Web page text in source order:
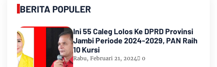
BERITA POPULER
Ini 55 Caleg Lolos Ke DPRD Provinsi
Jambi Periode 2024-2029, PAN Raih
10 Kursi
Rabu, Februari 21, 2024 0